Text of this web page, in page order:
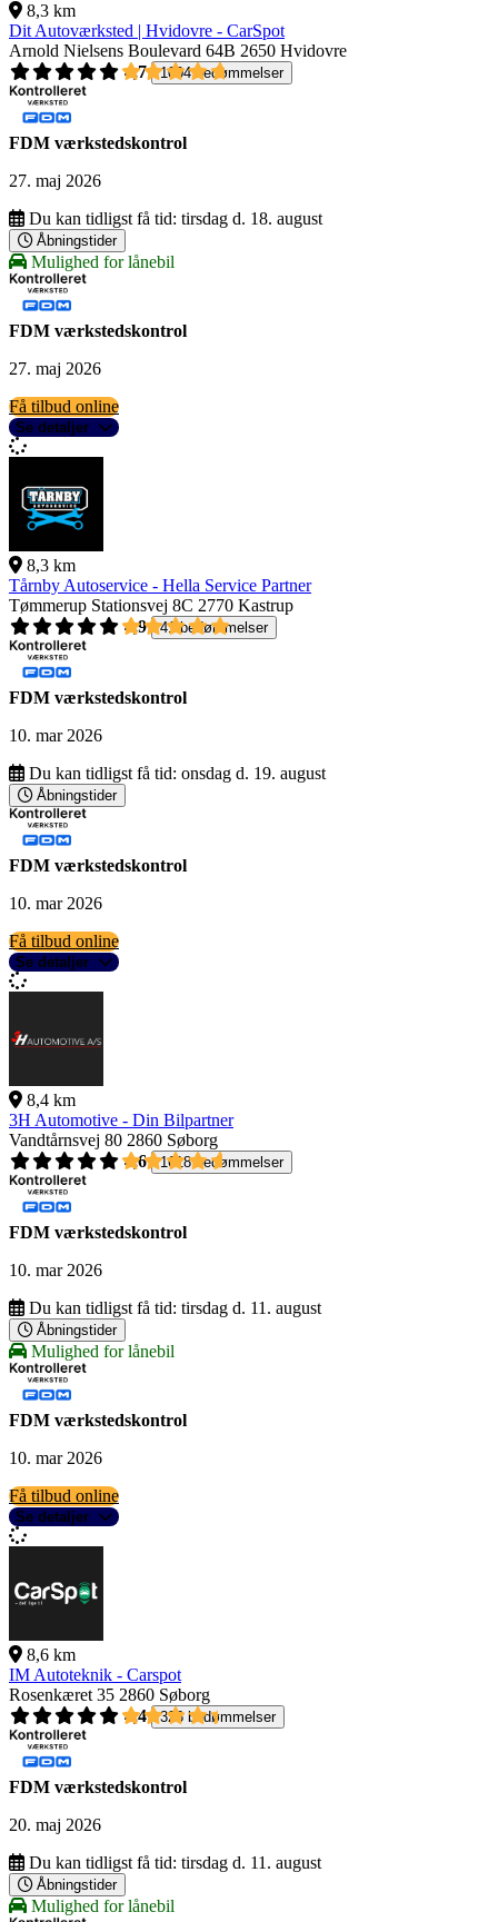
8,3 km
Dit Autoværksted | Hvidovre - CarSpot
Arnold Nielsens Boulevard 64B 2650 Hvidovre
4,7
1004 bedømmelser
FDM værkstedskontrol
27. maj 2026
Du kan tidligst få tid: tirsdag d. 18. august
Åbningstider
Mulighed for lånebil
FDM værkstedskontrol
27. maj 2026
Få tilbud online
Se detaljer
8,3 km
Tårnby Autoservice - Hella Service Partner
Tømmerup Stationsvej 8C 2770 Kastrup
4,9
41 bedømmelser
FDM værkstedskontrol
10. mar 2026
Du kan tidligst få tid: onsdag d. 19. august
Åbningstider
FDM værkstedskontrol
10. mar 2026
Få tilbud online
Se detaljer
8,4 km
3H Automotive - Din Bilpartner
Vandtårnsvej 80 2860 Søborg
4,6
1618 bedømmelser
FDM værkstedskontrol
10. mar 2026
Du kan tidligst få tid: tirsdag d. 11. august
Åbningstider
Mulighed for lånebil
FDM værkstedskontrol
10. mar 2026
Få tilbud online
Se detaljer
8,6 km
IM Autoteknik - Carspot
Rosenkæret 35 2860 Søborg
4,4
326 bedømmelser
FDM værkstedskontrol
20. maj 2026
Du kan tidligst få tid: tirsdag d. 11. august
Åbningstider
Mulighed for lånebil